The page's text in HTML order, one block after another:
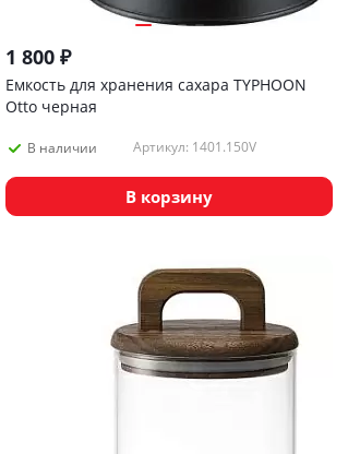
1 800 ₽
Емкость для хранения сахара TYPHOON
Otto черная
В наличии Артикул: 1401.150V
В корзину